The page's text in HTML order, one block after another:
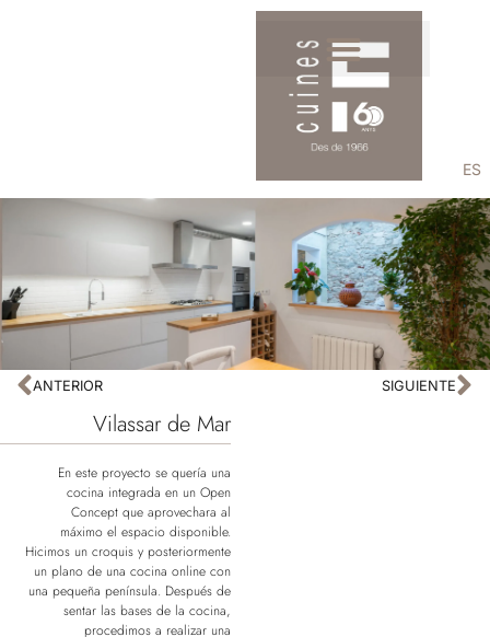
ES
ANTERIOR SIGUIENTE
Vilassar de Mar
En este proyecto se quería una
cocina integrada en un Open
Concept que aprovechara al
máximo el espacio disponible.
Hicimos un croquis y posteriormente
un plano de una cocina online con
una pequeña península. Después de
sentar las bases de la cocina,
procedimos a realizar una